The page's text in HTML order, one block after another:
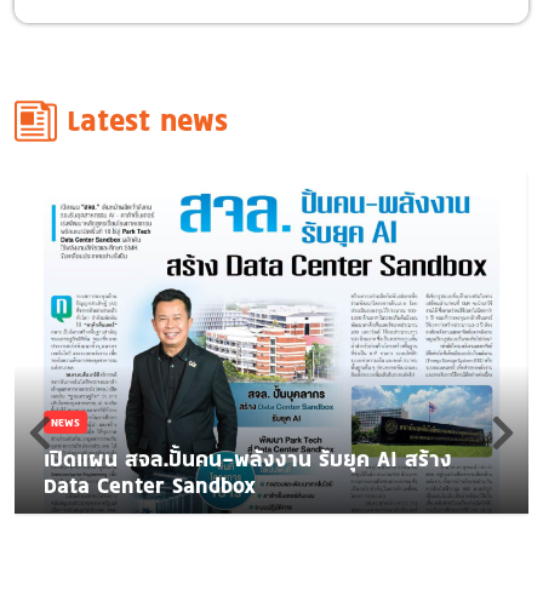
Latest news
NEWS
เปิดแผน สจล.ปั้นคน-พลังงาน รับยุค AI สร้าง
Data Center Sandbox